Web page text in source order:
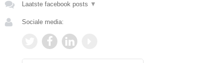
Laatste facebook posts ▼
Sociale media: